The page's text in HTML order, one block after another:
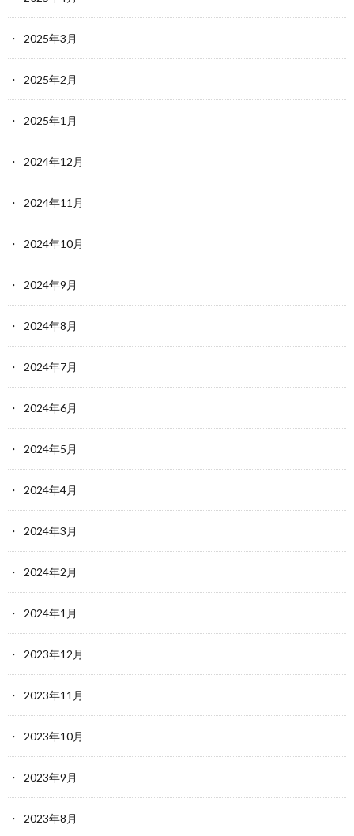
2025年3月
2025年2月
2025年1月
2024年12月
2024年11月
2024年10月
2024年9月
2024年8月
2024年7月
2024年6月
2024年5月
2024年4月
2024年3月
2024年2月
2024年1月
2023年12月
2023年11月
2023年10月
2023年9月
2023年8月